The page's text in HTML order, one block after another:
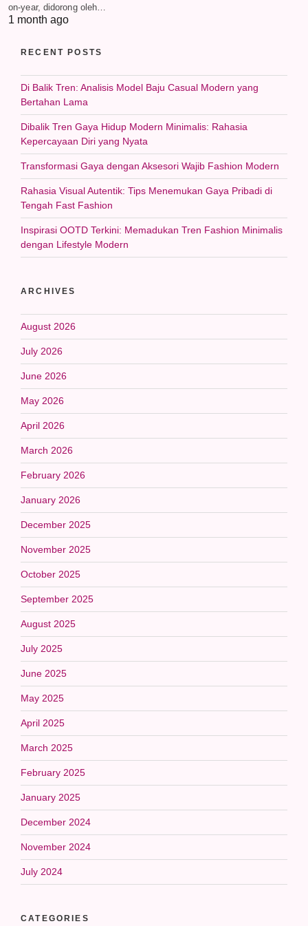
on-year, didorong oleh…
1 month ago
RECENT POSTS
Di Balik Tren: Analisis Model Baju Casual Modern yang
Bertahan Lama
Dibalik Tren Gaya Hidup Modern Minimalis: Rahasia
Kepercayaan Diri yang Nyata
Transformasi Gaya dengan Aksesori Wajib Fashion Modern
Rahasia Visual Autentik: Tips Menemukan Gaya Pribadi di
Tengah Fast Fashion
Inspirasi OOTD Terkini: Memadukan Tren Fashion Minimalis
dengan Lifestyle Modern
ARCHIVES
August 2026
July 2026
June 2026
May 2026
April 2026
March 2026
February 2026
January 2026
December 2025
November 2025
October 2025
September 2025
August 2025
July 2025
June 2025
May 2025
April 2025
March 2025
February 2025
January 2025
December 2024
November 2024
July 2024
CATEGORIES